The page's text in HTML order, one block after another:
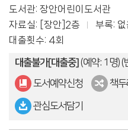
도서관: 장안어린이도서관
자료실: [장안]2층
부록: 없
대출횟수: 4회
대출불가[대출중] (예약: 1명)(
도서예약신청
책
관심도서담기